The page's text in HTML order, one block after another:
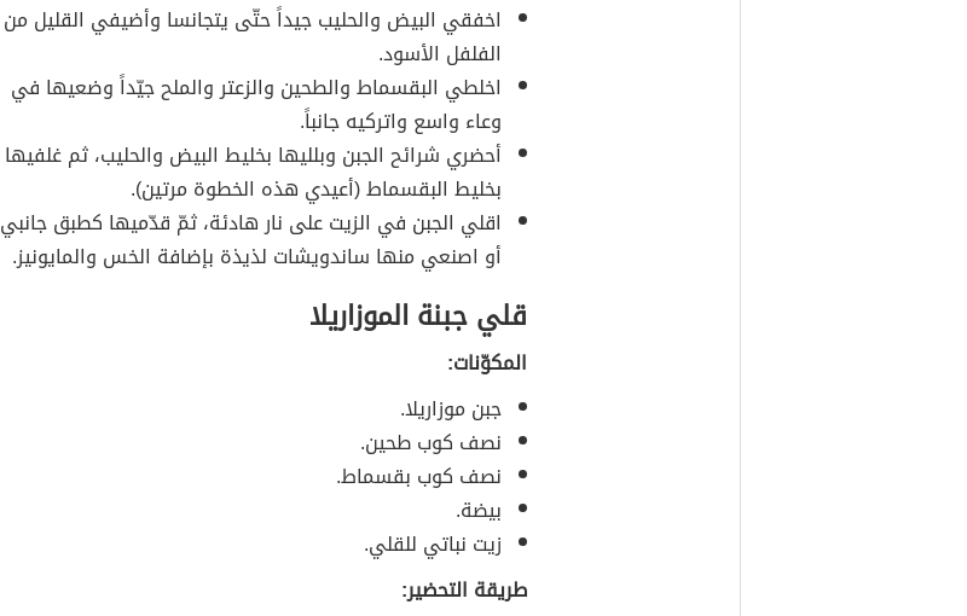
اخفقي البيض والحليب جيداً حتّى يتجانسا وأضيفي القليل من
الفلفل الأسود.
اخلطي البقسماط والطحين والزعتر والملح جيّداً وضعيها في
وعاء واسع واتركيه جانباً.
أحضري شرائح الجبن وبلليها بخليط البيض والحليب، ثم غلفيها
بخليط البقسماط (أعيدي هذه الخطوة مرتين).
اقلي الجبن في الزيت على نار هادئة، ثمّ قدّميها كطبق جانبي
أو اصنعي منها ساندويشات لذيذة بإضافة الخس والمايونيز.
قلي جبنة الموزاريلا
المكوّنات:
جبن موزاريلا.
نصف كوب طحين.
نصف كوب بقسماط.
بيضة.
زيت نباتي للقلي.
طريقة التحضير: